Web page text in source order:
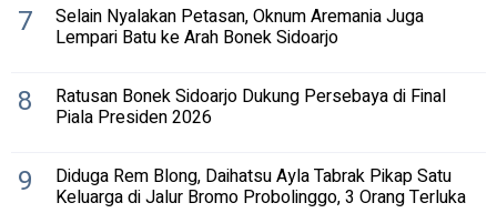
7 Selain Nyalakan Petasan, Oknum Aremania Juga
Lempari Batu ke Arah Bonek Sidoarjo
8 Ratusan Bonek Sidoarjo Dukung Persebaya di Final
Piala Presiden 2026
9 Diduga Rem Blong, Daihatsu Ayla Tabrak Pikap Satu
Keluarga di Jalur Bromo Probolinggo, 3 Orang Terluka